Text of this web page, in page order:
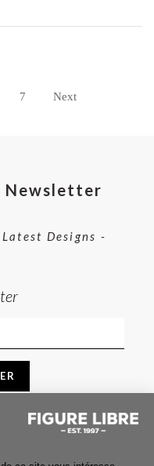
articles
7 Next
Newsletter
Designs -